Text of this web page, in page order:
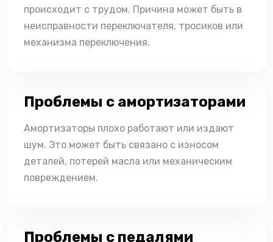
происходит с трудом. Причина может быть в
неисправности переключателя, тросиков или
механизма переключения.
Проблемы с амортизаторами
Амортизаторы плохо работают или издают
шум. Это может быть связано с износом
деталей, потерей масла или механическим
повреждением.
Проблемы с педалями